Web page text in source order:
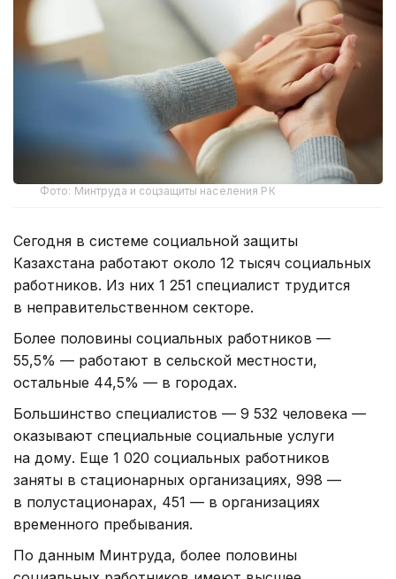
Фото: Минтруда и соцзащиты населения РК
Сегодня в системе социальной защиты
Казахстана работают около 12 тысяч социальных
работников. Из них 1 251 специалист трудится
в неправительственном секторе.
Более половины социальных работников —
55,5% — работают в сельской местности,
остальные 44,5% — в городах.
Большинство специалистов — 9 532 человека —
оказывают специальные социальные услуги
на дому. Еще 1 020 социальных работников
заняты в стационарных организациях, 998 —
в полустационарах, 451 — в организациях
временного пребывания.
По данным Минтруда, более половины